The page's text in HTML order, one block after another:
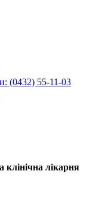
(0432) 55-11-03
клінічна лікарня